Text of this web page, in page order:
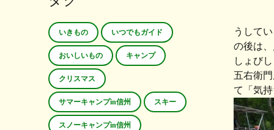
うして
の後は
しょび
五右衛
て「気
いきもの いつでもガイド
おいしいもの キャンプ
クリスマス
サマーキャンプin信州 スキー
スノーキャンプin信州